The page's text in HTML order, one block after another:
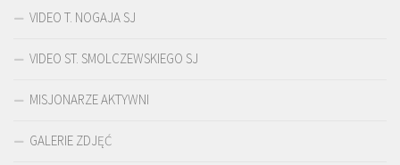
VIDEO T. NOGAJA SJ
VIDEO ST. SMOLCZEWSKIEGO SJ
MISJONARZE AKTYWNI
GALERIE ZDJĘĆ